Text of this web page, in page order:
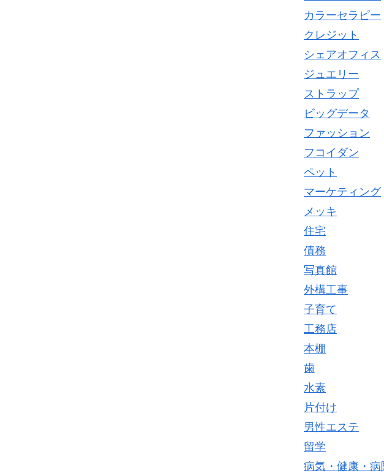
カラーセラピー
クレジット
シェアオフィス
ジュエリー
ストラップ
ビッグデータ
ファッション
フコイダン
ペット
マーケティング
メッキ
住宅
債務
写真館
外構工事
子育て
工務店
本棚
歯
水素
片付け
男性エステ
留学
病気・健康・病